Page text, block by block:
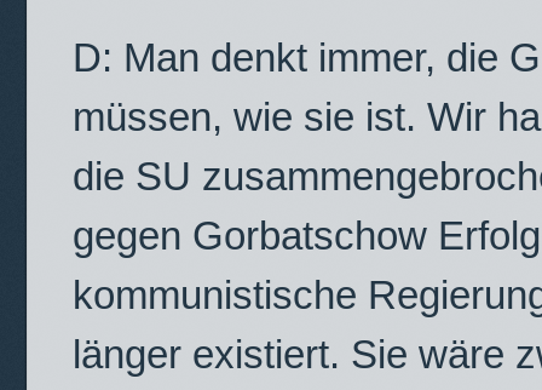
D: Man denkt immer, die
müssen, wie sie ist. Wir
die SU
gegen Gorbatschow
kommunistische
länger existiert. Sie wäre